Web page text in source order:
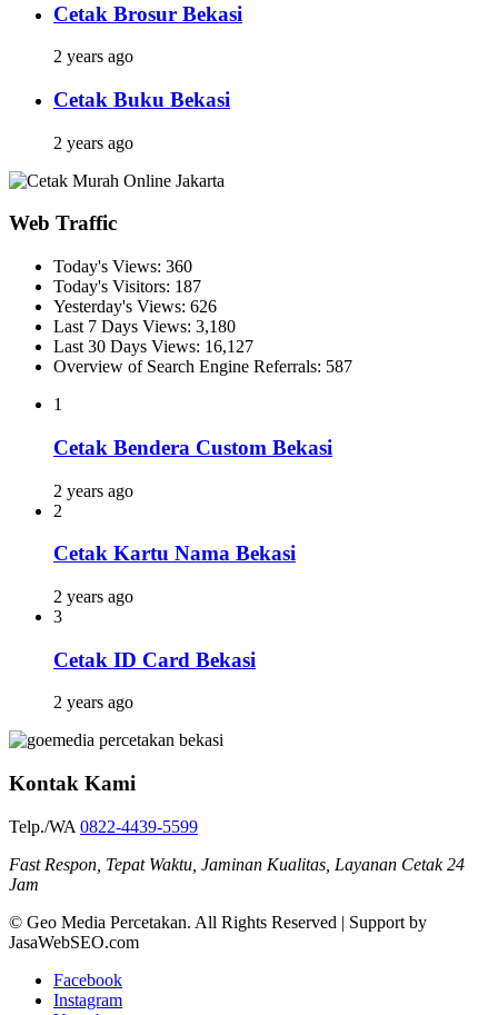
Cetak Brosur Bekasi
2 years ago
Cetak Buku Bekasi
2 years ago
Web Traffic
Today's Views: 360
Today's Visitors: 187
Yesterday's Views: 626
Last 7 Days Views: 3,180
Last 30 Days Views: 16,127
Overview of Search Engine Referrals: 587
1
Cetak Bendera Custom Bekasi
2 years ago
2
Cetak Kartu Nama Bekasi
2 years ago
3
Cetak ID Card Bekasi
2 years ago
Kontak Kami
Telp./WA 0822-4439-5599
Fast Respon, Tepat Waktu, Jaminan Kualitas, Layanan Cetak 24
Jam
© Geo Media Percetakan. All Rights Reserved | Support by
JasaWebSEO.com
Facebook
Instagram